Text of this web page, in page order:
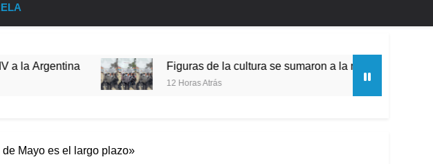
Figuras de la cultura se sumaron a la marcha frente al Congreso contra
12 Horas Atrás
Mayo es el largo plazo»